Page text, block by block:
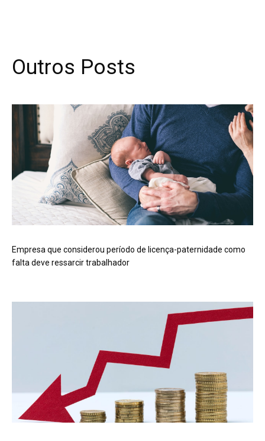
Outros Posts
Empresa que considerou período de licença-paternidade como
falta deve ressarcir trabalhador